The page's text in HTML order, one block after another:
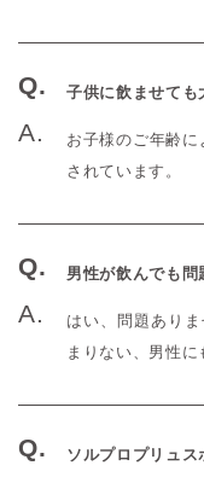
子供に飲ませても
お子様のご年齢
されています。
男性が飲んでも問
はい、問題あり
まりない、男性に
ソルプロプリュス